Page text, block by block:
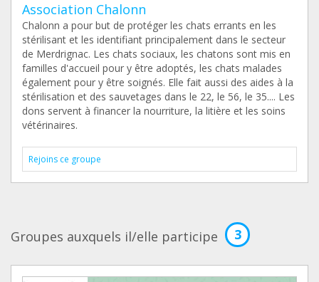
Association Chalonn
Chalonn a pour but de protéger les chats errants en les
stérilisant et les identifiant principalement dans le secteur
de Merdrignac. Les chats sociaux, les chatons sont mis en
familles d'accueil pour y être adoptés, les chats malades
également pour y être soignés. Elle fait aussi des aides à la
stérilisation et des sauvetages dans le 22, le 56, le 35.... Les
dons servent à financer la nourriture, la litière et les soins
vétérinaires.
Rejoins ce groupe
Groupes auxquels il/elle participe 3